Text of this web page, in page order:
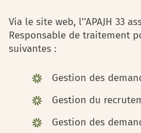
Via le site web, l’’APAJH 33
Responsable de traitement
suivantes :
Gestion des
Gestion du
Gestion des